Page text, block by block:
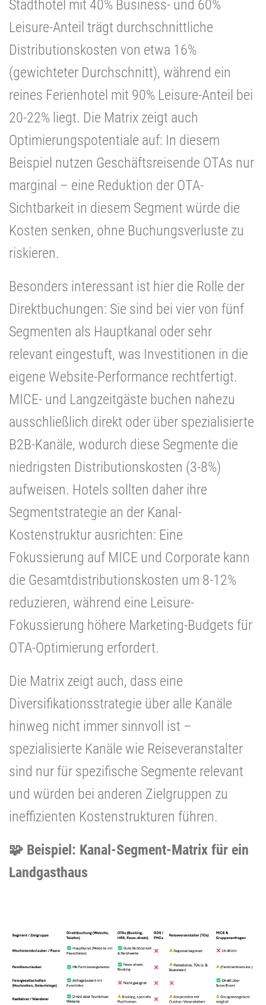
Stadthotel mit 40% Business- und 60%
Leisure-Anteil trägt durchschnittliche
Distributionskosten von etwa 16%
(gewichteter Durchschnitt), während ein
reines Ferienhotel mit 90% Leisure-Anteil bei
20-22% liegt. Die Matrix zeigt auch
Optimierungspotentiale auf: In diesem
Beispiel nutzen Geschäftsreisende OTAs nur
marginal – eine Reduktion der OTA-
Sichtbarkeit in diesem Segment würde die
Kosten senken, ohne Buchungsverluste zu
riskieren.
Besonders interessant ist hier die Rolle der
Direktbuchungen: Sie sind bei vier von fünf
Segmenten als Hauptkanal oder sehr
relevant eingestuft, was Investitionen in die
eigene Website-Performance rechtfertigt.
MICE- und Langzeitgäste buchen nahezu
ausschließlich direkt oder über spezialisierte
B2B-Kanäle, wodurch diese Segmente die
niedrigsten Distributionskosten (3-8%)
aufweisen. Hotels sollten daher ihre
Segmentstrategie an der Kanal-
Kostenstruktur ausrichten: Eine
Fokussierung auf MICE und Corporate kann
die Gesamtdistributionskosten um 8-12%
reduzieren, während eine Leisure-
Fokussierung höhere Marketing-Budgets für
OTA-Optimierung erfordert.
Die Matrix zeigt auch, dass eine
Diversifikationsstrategie über alle Kanäle
hinweg nicht immer sinnvoll ist –
spezialisierte Kanäle wie Reiseveranstalter
sind nur für spezifische Segmente relevant
und würden bei anderen Zielgruppen zu
ineffizienten Kostenstrukturen führen.
🧩 Beispiel: Kanal-Segment-Matrix für ein
Landgasthaus